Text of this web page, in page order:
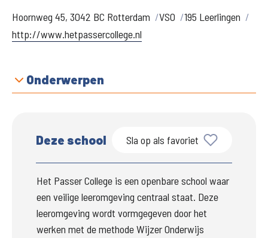
Hoornweg 45, 3042 BC Rotterdam VSO
195 Leerlingen
http://www.hetpassercollege.nl
Onderwerpen
Deze school Sla op als favoriet
Het Passer College is een openbare school waar
een veilige leeromgeving centraal staat. Deze
leeromgeving wordt vormgegeven door het
werken met de methode Wijzer Onderwijs